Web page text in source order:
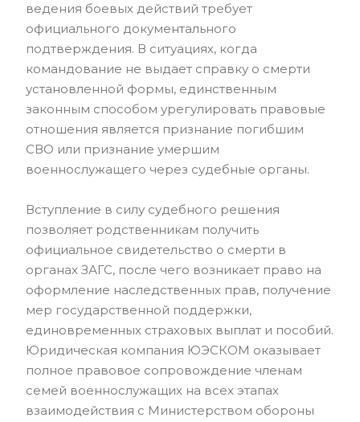
ведения боевых действий требует
официального документального
подтверждения. В ситуациях, когда
командование не выдает справку о смерти
установленной формы, единственным
законным способом урегулировать правовые
отношения является признание погибшим
СВО или признание умершим
военнослужащего через судебные органы.
Вступление в силу судебного решения
позволяет родственникам получить
официальное свидетельство о смерти в
органах ЗАГС, после чего возникает право на
оформление наследственных прав, получение
мер государственной поддержки,
единовременных страховых выплат и пособий.
Юридическая компания ЮЭСКОМ оказывает
полное правовое сопровождение членам
семей военнослужащих на всех этапах
взаимодействия с Министерством обороны